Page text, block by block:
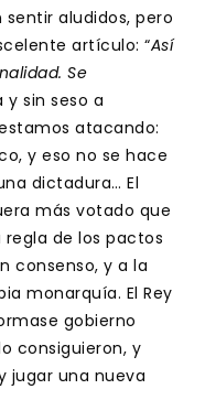
aludidos, pero
artículo: “Así
Se
y sin seso a
atacando:
y eso no se hace
dictadura… El
más votado que
de los pactos
consenso, y a la
monarquía. El Rey
gobierno
consiguieron, y
jugar una nueva